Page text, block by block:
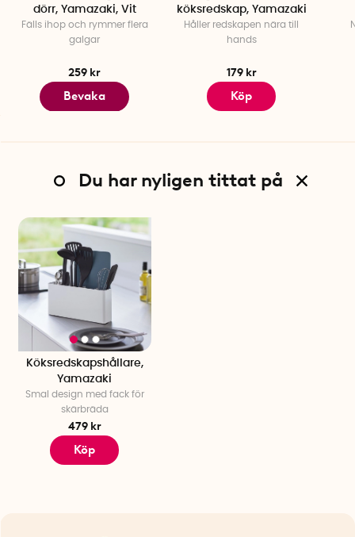
dörr, Yamazaki, Vit
Fälls ihop och rymmer flera
galgar
259 kr
Bevaka
köksredskap, Yamazaki
Håller redskapen nära till
hands
179 kr
Köp
Du har nyligen tittat på
Köksredskapshållare,
Yamazaki
Smal design med fack för
skärbräda
479 kr
Köp